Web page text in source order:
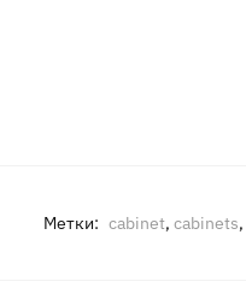
Метки: cabinet, cabinets,